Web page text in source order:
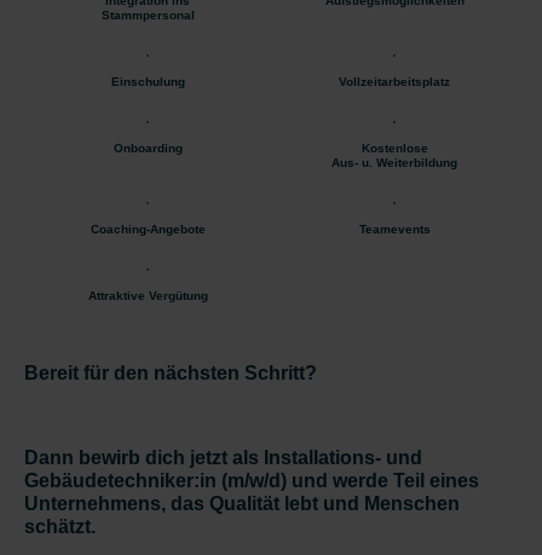
Stammpersonal
Einschulung Vollzeitarbeitsplatz
Onboarding
Kostenlose
Aus- u. Weiterbildung
Coaching-Angebote Teamevents
Attraktive Vergütung
Bereit für den nächsten Schritt?
Dann bewirb dich jetzt als Installations- und
Gebäudetechniker:in (m/w/d) und werde Teil eines
Unternehmens, das Qualität lebt und Menschen
schätzt.